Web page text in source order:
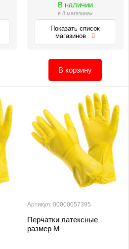
В наличии
в 8 магазинах
Показать список
магазинов
В корзину
Артикул: 00000057395
Перчатки латексные
размер М